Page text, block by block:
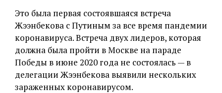
Это была первая состоявшаяся встреча
Жээнбекова с Путиным за все время пандемии
коронавируса. Встреча двух лидеров, которая
должна была пройти в Москве на параде
Победы в июне 2020 года не состоялась — в
делегации Жээнбекова выявили нескольких
зараженных коронавирусом.